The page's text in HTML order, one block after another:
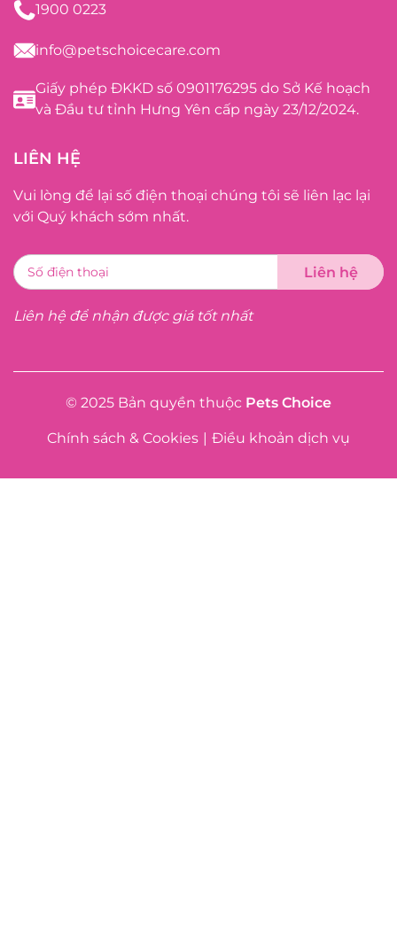
1900 0223
info@petschoicecare.com
Giấy phép ĐKKD số 0901176295 do Sở Kế hoạch
và Đầu tư tỉnh Hưng Yên cấp ngày 23/12/2024.
LIÊN HỆ
Vui lòng để lại số điện thoại chúng tôi sẽ liên lạc lại
với Quý khách sớm nhất.
Liên hệ để nhận được giá tốt nhất
© 2025 Bản quyền thuộc Pets Choice
Chính sách & Cookies Điều khoản dịch vụ